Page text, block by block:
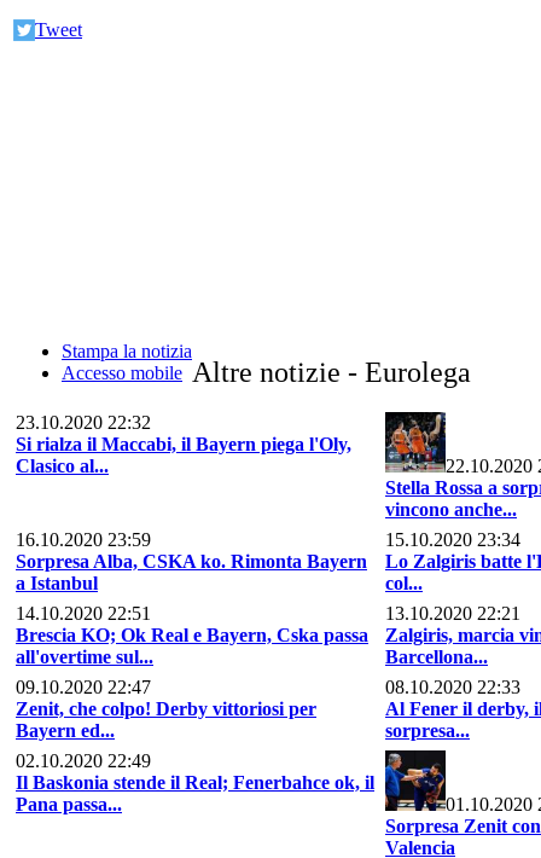
Tweet
Stampa la notizia
Accesso mobile Altre notizie - Eurolega
23.10.2020 22:32
Si rialza il Maccabi, il Bayern piega l'Oly,
Clasico al...
22.10.2020
Stella Rossa a
vincono anche...
16.10.2020 23:59
Sorpresa Alba, CSKA ko. Rimonta Bayern
a Istanbul
15.10.2020 23:34
Lo Zalgiris batte
col...
14.10.2020 22:51
Brescia KO; Ok Real e Bayern, Cska passa
all'overtime sul...
13.10.2020 22:21
Zalgiris, marcia
Barcellona...
09.10.2020 22:47
Zenit, che colpo! Derby vittoriosi per
Bayern ed...
08.10.2020 22:33
Al Fener il derby,
sorpresa...
02.10.2020 22:49
Il Baskonia stende il Real; Fenerbahce ok, il
Pana passa...
01.10.2020
Sorpresa Zenit
Valencia